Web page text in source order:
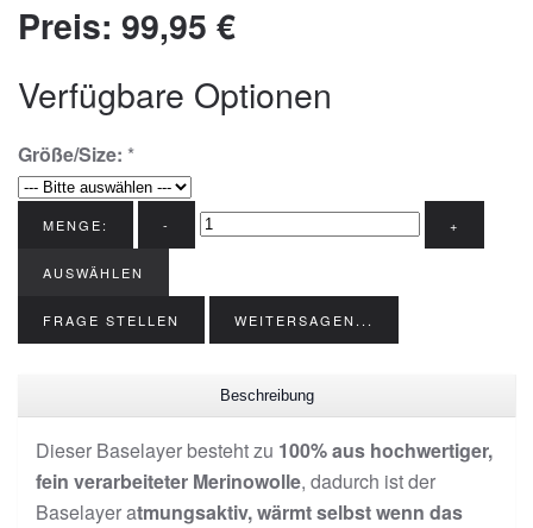
Preis: 99,95 €
Verfügbare Optionen
Größe/Size: *
MENGE: - +
AUSWÄHLEN
FRAGE STELLEN WEITERSAGEN...
Beschreibung
Dieser Baselayer besteht zu 100% aus hochwertiger,
fein verarbeiteter Merinowolle, dadurch ist der
Baselayer atmungsaktiv, wärmt selbst wenn das